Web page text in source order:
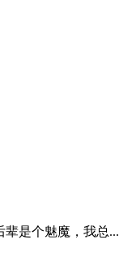
是个魅魔，我总...